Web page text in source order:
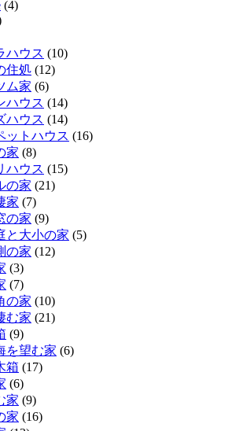
(4)
ハウス (10)
住処 (12)
ム家 (6)
ハウス (14)
ハウス (14)
ットハウス (16)
家 (8)
ハウス (15)
の家 (21)
家 (7)
の家 (9)
と大小の家 (5)
の家 (12)
(3)
(7)
の家 (10)
む家 (21)
(9)
を望む家 (6)
箱 (17)
(6)
家 (9)
家 (16)